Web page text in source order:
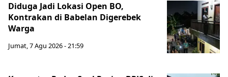
Diduga Jadi Lokasi Open BO,
Kontrakan di Babelan Digerebek
Warga
Jumat, 7 Agu 2026 - 21:59